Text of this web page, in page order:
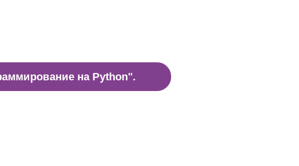
на Python".